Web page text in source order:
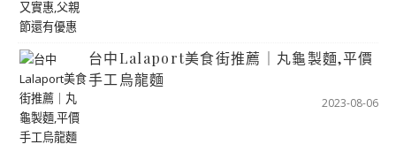
台中Lalaport美食街推薦｜丸龜製麵,平價
手工烏龍麵
2023-08-06